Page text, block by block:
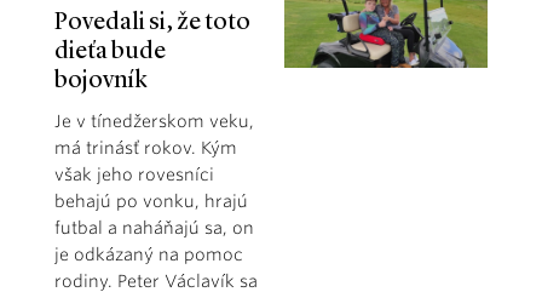
Povedali si, že toto
dieťa bude
bojovník
Je v tínedžerskom veku,
má trinásť rokov. Kým
však jeho rovesníci
behajú po vonku, hrajú
futbal a naháňajú sa, on
je odkázaný na pomoc
rodiny. Peter Václavík sa